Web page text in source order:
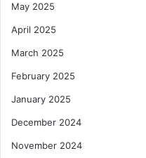
May 2025
April 2025
March 2025
February 2025
January 2025
December 2024
November 2024